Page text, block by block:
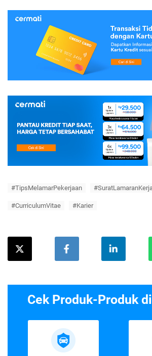
#TipsMelamarPekerjaan #SuratLamaranKerja
#CurriculumVitae #Karier
Cek Produk-Produk